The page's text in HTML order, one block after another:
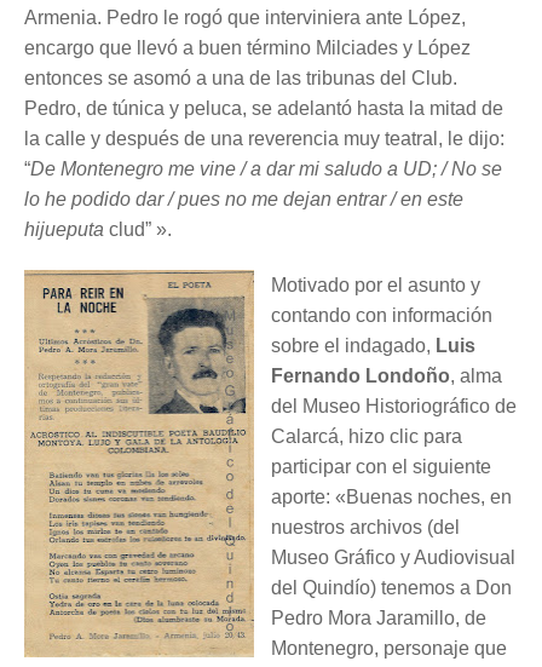
Armenia. Pedro le rogó que interviniera ante López,
encargo que llevó a buen término Milciades y López
entonces se asomó a una de las tribunas del Club.
Pedro, de túnica y peluca, se adelantó hasta la mitad de
la calle y después de una reverencia muy teatral, le dijo:
“De Montenegro me vine / a dar mi saludo a UD; / No se
lo he podido dar / pues no me dejan entrar / en este
hijueputa clud” ».
Motivado por el asunto y
contando con información
sobre el indagado, Luis
Fernando Londoño, alma
del Museo Historiográfico de
Calarcá, hizo clic para
participar con el siguiente
aporte: «Buenas noches, en
nuestros archivos (del
Museo Gráfico y Audiovisual
del Quindío) tenemos a Don
Pedro Mora Jaramillo, de
Montenegro, personaje que